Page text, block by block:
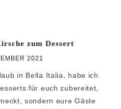
zum Dessert
2021
in Bella Italia, habe ich
für euch zubereitet,
sondern eure Gäste